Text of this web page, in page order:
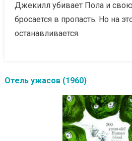
Джекилл убивает Пола и
бросается в пропасть. Но на
останавливается.
Отель ужасов (1960)